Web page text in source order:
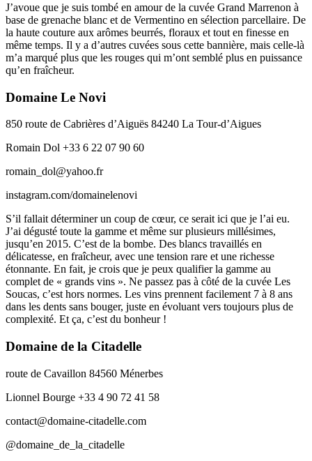
J’avoue que je suis tombé en amour de la cuvée Grand Marrenon à
base de grenache blanc et de Vermentino en sélection parcellaire. De
la haute couture aux arômes beurrés, floraux et tout en finesse en
même temps. Il y a d’autres cuvées sous cette bannière, mais celle-là
m’a marqué plus que les rouges qui m’ont semblé plus en puissance
qu’en fraîcheur.
Domaine Le Novi
850 route de Cabrières d’Aiguës 84240 La Tour-d’Aigues
Romain Dol +33 6 22 07 90 60
romain_dol@yahoo.fr
instagram.com/domainelenovi
S’il fallait déterminer un coup de cœur, ce serait ici que je l’ai eu.
J’ai dégusté toute la gamme et même sur plusieurs millésimes,
jusqu’en 2015. C’est de la bombe. Des blancs travaillés en
délicatesse, en fraîcheur, avec une tension rare et une richesse
étonnante. En fait, je crois que je peux qualifier la gamme au
complet de « grands vins ». Ne passez pas à côté de la cuvée Les
Soucas, c’est hors normes. Les vins prennent facilement 7 à 8 ans
dans les dents sans bouger, juste en évoluant vers toujours plus de
complexité. Et ça, c’est du bonheur !
Domaine de la Citadelle
route de Cavaillon 84560 Ménerbes
Lionnel Bourge +33 4 90 72 41 58
contact@domaine-citadelle.com
@domaine_de_la_citadelle